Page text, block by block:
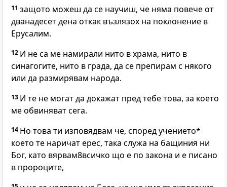
11 защото можеш да се научиш, че няма повече от
дванадесет дена откак възлязох на поклонение в
Ерусалим.
12 И не са ме намирали нито в храма, нито в
синагогите, нито в града, да се препирам с някого
или да размирявам народа.
13 И те не могат да докажат пред тебе това, за което
ме обвиняват сега.
14 Но това ти изповядвам че, според учението*
което те наричат ерес, така служа на бащиния ни
Бог, като вярвам8всичко що е по закона и е писано
в пророците,